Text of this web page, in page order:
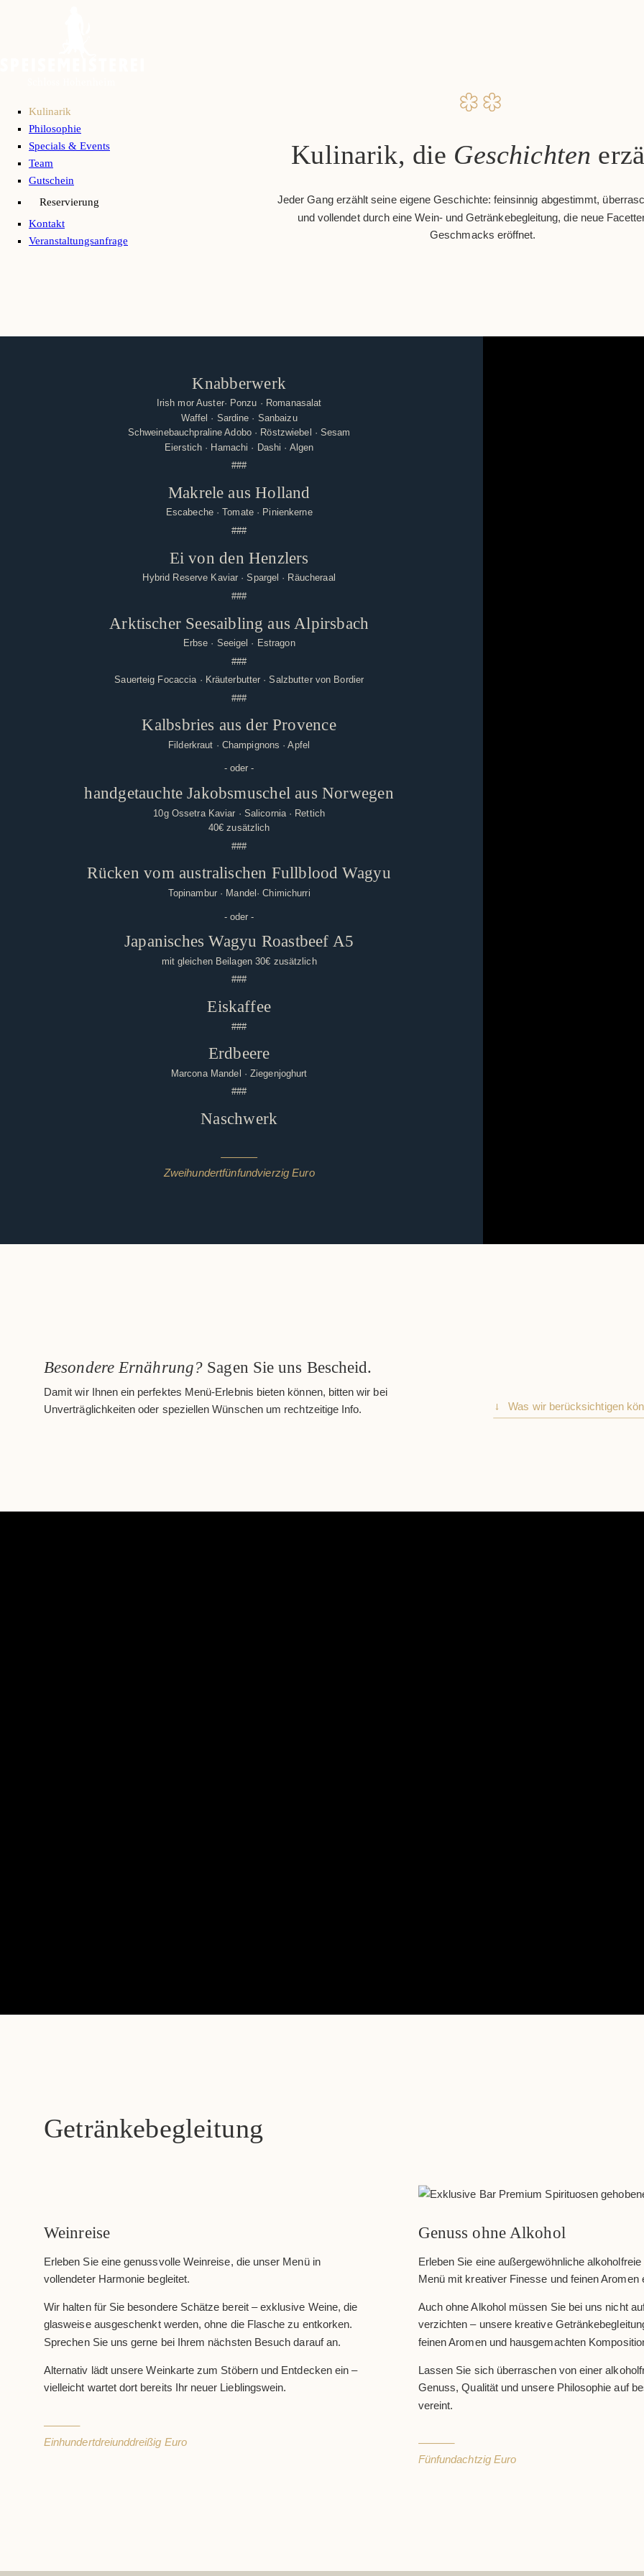
überspringen
Kulinarik
Philosophie
Specials & Events
Team
Gutschein
Reservierung
Kontakt
Veranstaltungsanfrage
Kulinarik, die Geschichten
Jeder Gang erzählt seine eigene Geschichte: feinsinnig abgestimmt,
und vollendet durch eine Wein- und Getränkebegleitung, die neue
Geschmacks eröffnet.
Knabberwerk
Irish mor Auster· Ponzu · Romanasalat
Waffel · Sardine · Sanbaizu
Schweinebauchpraline Adobo · Röstzwiebel · Sesam
Eierstich · Hamachi · Dashi · Algen
###
Makrele aus Holland
Escabeche · Tomate · Pinienkerne
###
Ei von den Henzlers
Hybrid Reserve Kaviar · Spargel · Räucheraal
###
Arktischer Seesaibling aus Alpirsbach
Erbse · Seeigel · Estragon
###
Sauerteig Focaccia · Kräuterbutter · Salzbutter von Bordier
###
Kalbsbries aus der Provence
Filderkraut · Champignons · Apfel
- oder -
handgetauchte Jakobsmuschel aus Norwegen
10g Ossetra Kaviar · Salicornia · Rettich
40€ zusätzlich
###
Rücken vom australischen Fullblood Wagyu
Topinambur · Mandel· Chimichurri
- oder -
Japanisches Wagyu Roastbeef A5
mit gleichen Beilagen 30€ zusätzlich
###
Eiskaffee
###
Erdbeere
Marcona Mandel · Ziegenjoghurt
###
Naschwerk
Zweihundertfünfundvierzig Euro
Besondere Ernährung? Sagen Sie uns Bescheid.
Damit wir Ihnen ein perfektes Menü-Erlebnis bieten können, bitten wir bei
Unverträglichkeiten oder speziellen Wünschen um rechtzeitige Info.
Was wir berücksichtigen
Getränkebegleitung
Weinreise
Erleben Sie eine genussvolle Weinreise, die unser Menü in
vollendeter Harmonie begleitet.
Wir halten für Sie besondere Schätze bereit – exklusive Weine, die
glasweise ausgeschenkt werden, ohne die Flasche zu entkorken.
Sprechen Sie uns gerne bei Ihrem nächsten Besuch darauf an.
Alternativ lädt unsere Weinkarte zum Stöbern und Entdecken ein –
vielleicht wartet dort bereits Ihr neuer Lieblingswein.
Einhundertdreiunddreißig Euro
Genuss ohne Alkohol
Erleben Sie eine außergewöhnliche
Menü mit kreativer Finesse und feinen Aromen
Auch ohne Alkohol müssen Sie bei uns nicht
verzichten – unsere kreative
feinen Aromen und hausgemachten
Lassen Sie sich überraschen von einer
Genuss, Qualität und unsere Philosophie auf
vereint.
Fünfundachtzig Euro